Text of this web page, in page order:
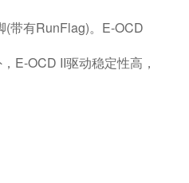
(带有RunFlag)。E-OCD
E-OCD II驱动稳定性高，